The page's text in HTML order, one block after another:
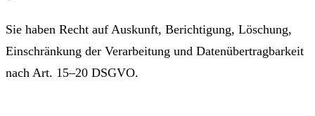
Sie haben Recht auf Auskunft, Berichtigung, Löschung,
Einschränkung der Verarbeitung und Datenübertragbarkeit
nach Art. 15–20 DSGVO.